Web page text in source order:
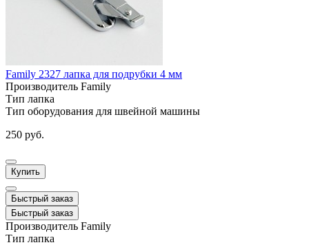
Family 2327 лапка для подрубки 4 мм
Производитель Family
Тип лапка
Тип оборудования для швейной машины
250 руб.
Купить
Быстрый заказ
Быстрый заказ
Производитель Family
Тип лапка